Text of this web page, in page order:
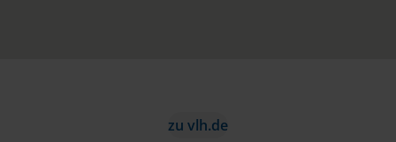
zu vlh.de